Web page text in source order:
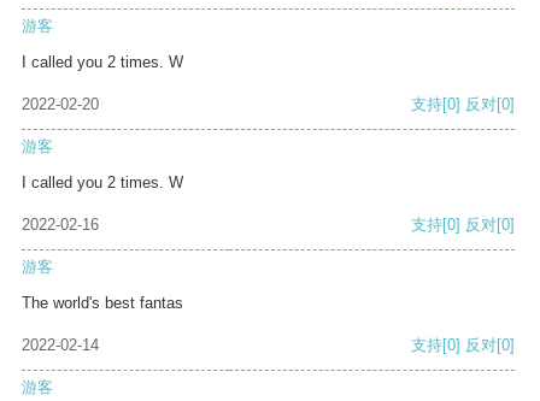
游客
I called you 2 times. W
2022-02-20 支持[0] 反对[0]
游客
I called you 2 times. W
2022-02-16 支持[0] 反对[0]
游客
The world's best fantas
2022-02-14 支持[0] 反对[0]
游客